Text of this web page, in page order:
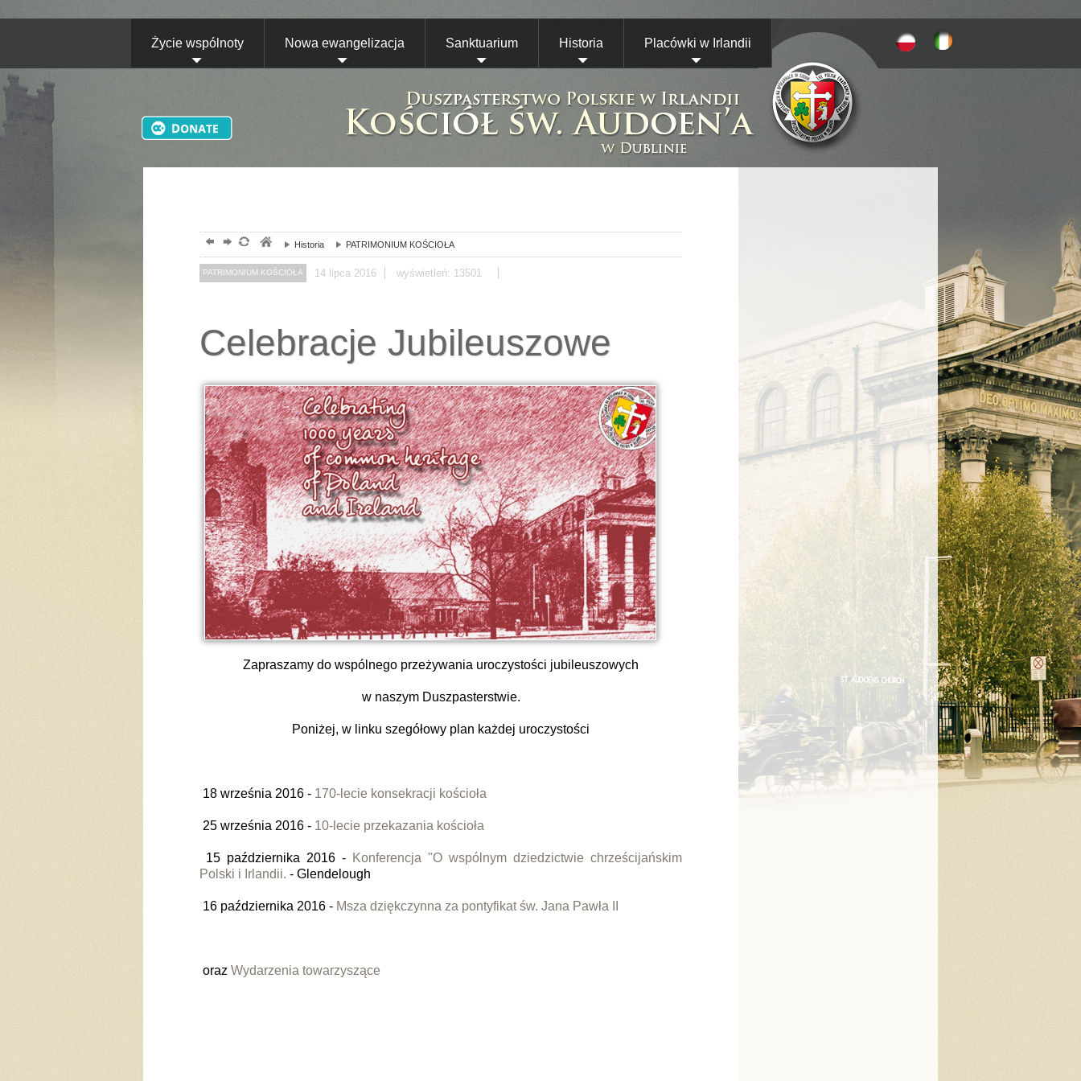
Życie wspólnoty Nowa ewangelizacja Sanktuarium Historia Placówki w Irlandii
Historia PATRIMONIUM KOŚCIOŁA
PATRIMONIUM KOŚCIOŁA 14 lipca 2016 wyświetleń: 13501
Celebracje Jubileuszowe
Zapraszamy do wspólnego przeżywania uroczystości jubileuszowych
w naszym Duszpasterstwie.
Poniżej, w linku szegółowy plan każdej uroczystości
18 września 2016 - 170-lecie konsekracji kościoła
25 września 2016 - 10-lecie przekazania kościoła
15 października 2016 - Konferencja "O wspólnym dziedzictwie chrześcijańskim
Polski i Irlandii. - Glendelough
16 października 2016 - Msza dziękczynna za pontyfikat św. Jana Pawła II
oraz Wydarzenia towarzyszące